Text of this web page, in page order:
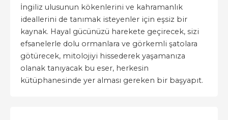
İngiliz ulusunun kökenlerini ve kahramanlık
ideallerini de tanımak isteyenler için eşsiz bir
kaynak. Hayal gücünüzü harekete geçirecek, sizi
efsanelerle dolu ormanlara ve görkemli şatolara
götürecek, mitolojiyi hissederek yaşamanıza
olanak tanıyacak bu eser, herkesin
kütüphanesinde yer alması gereken bir başyapıt.